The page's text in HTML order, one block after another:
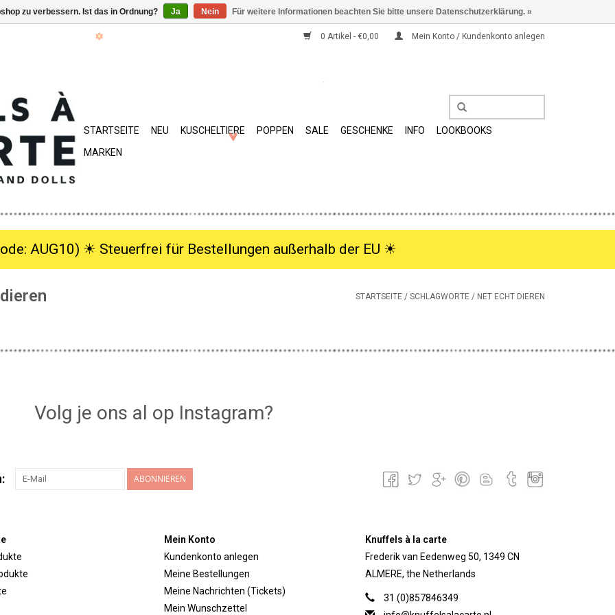
0 Artikel - €0,00 Mein Konto / Kundenkonto anlegen
STARTSEITE NEU KUSCHELTIERE POPPEN SALE GESCHENKE INFO
LOOKBOOKS
MARKEN
AUG10) ☀︎ Steuerfrei für Bestellungen außerhalb der EU ☀︎
STARTSEITE / SCHLAGWORTE / NET ECHT DIEREN
Volg je ons al op Instagram?
ABONNIEREN
Mein Konto
Kundenkonto anlegen
Meine Bestellungen
Meine Nachrichten (Tickets)
Mein Wunschzettel
Knuffels à la carte
Frederik van Eedenweg 50, 1349 CN
ALMERE, the Netherlands
31 (0)857846349
zu verbessern. Ist das in Ordnung? Ja Nein Für weitere Informationen beachten Sie bitte unsere Datenschutzerklärung. »